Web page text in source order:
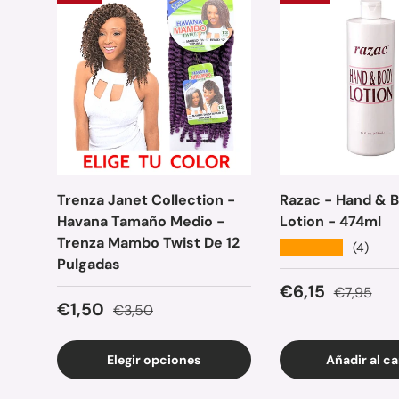
Trenza Janet Collection -
Havana Tamaño Medio -
Trenza Mambo Twist De 12
Pulgadas
Precio de venta
€1,50 Precio normal
€3,50
Elegir opciones
Razac - Hand &
Lotion - 474ml
(4)
Precio de
€6,15 Precio
€7,95
Añadir al